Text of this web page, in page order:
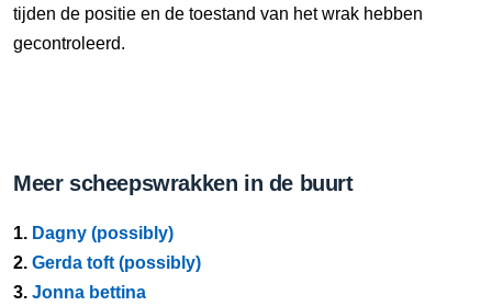
tijden de positie en de toestand van het wrak hebben
gecontroleerd.
Meer scheepswrakken in de buurt
1. Dagny (possibly)
2. Gerda toft (possibly)
3. Jonna bettina